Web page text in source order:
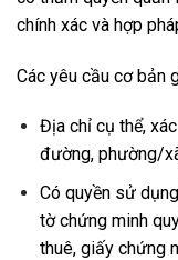
chính xác và hợp
Các yêu cầu cơ bản
Địa chỉ cụ thể,
đường, phường/
Có quyền sử
tờ chứng minh
thuê, giấy chứng